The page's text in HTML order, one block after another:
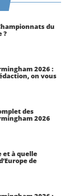
du
?
2026 :
on vous
des
2026
et à quelle
de